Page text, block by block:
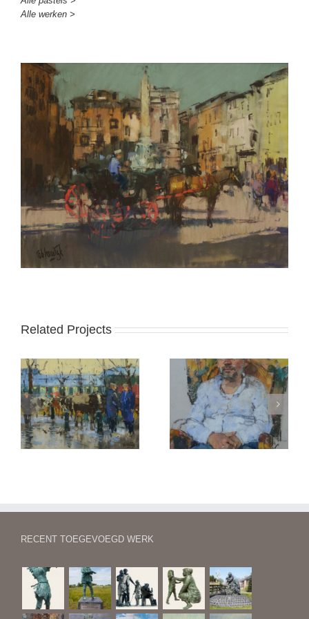
Alle werken >
Related Projects
Tim Staand naakt
RECENT TOEGEVOEGD WERK